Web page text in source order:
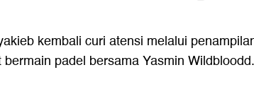
kembali curi atensi melalui
padel bersama Yasmin